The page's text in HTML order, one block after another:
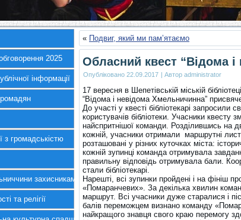
2025
інформації
з громадськістю
захисникам України
та релігії
« Подвиг, який ми пам’ятаємо
Обласний квест “Відома
Опубліковано 22.09.2017 | Автор administrator
17 вересня в Шепетівській міській
“Відома і невідома Хмельничинна”
До участі у квесті бібліотекарі запросили
користувачів бібліотеки. Учасники квесту
найспритнішої команди. Розділившись на
кожній, учасники отримали маршрутні
розташовані у різних куточках міста:
кожній зупинці команда отримувала
правильну відповідь отримувала бали.
стали бібліотекарі.
Нарешті, всі зупинки пройдені і на фініш
«Помаранчевих». За декілька хвилин
маршрут. Всі учасники дуже старалися і
балів переможцем визнано команду
найкращого знавця свого краю перемогу